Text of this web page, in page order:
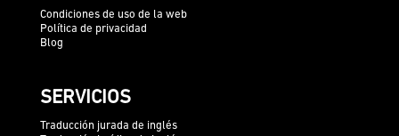
Condiciones de uso de la web
Política de privacidad
Blog
SERVICIOS
Traducción jurada de inglés